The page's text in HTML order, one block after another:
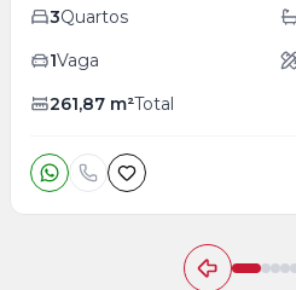
3Quartos
1Vaga
261,87 m²Total